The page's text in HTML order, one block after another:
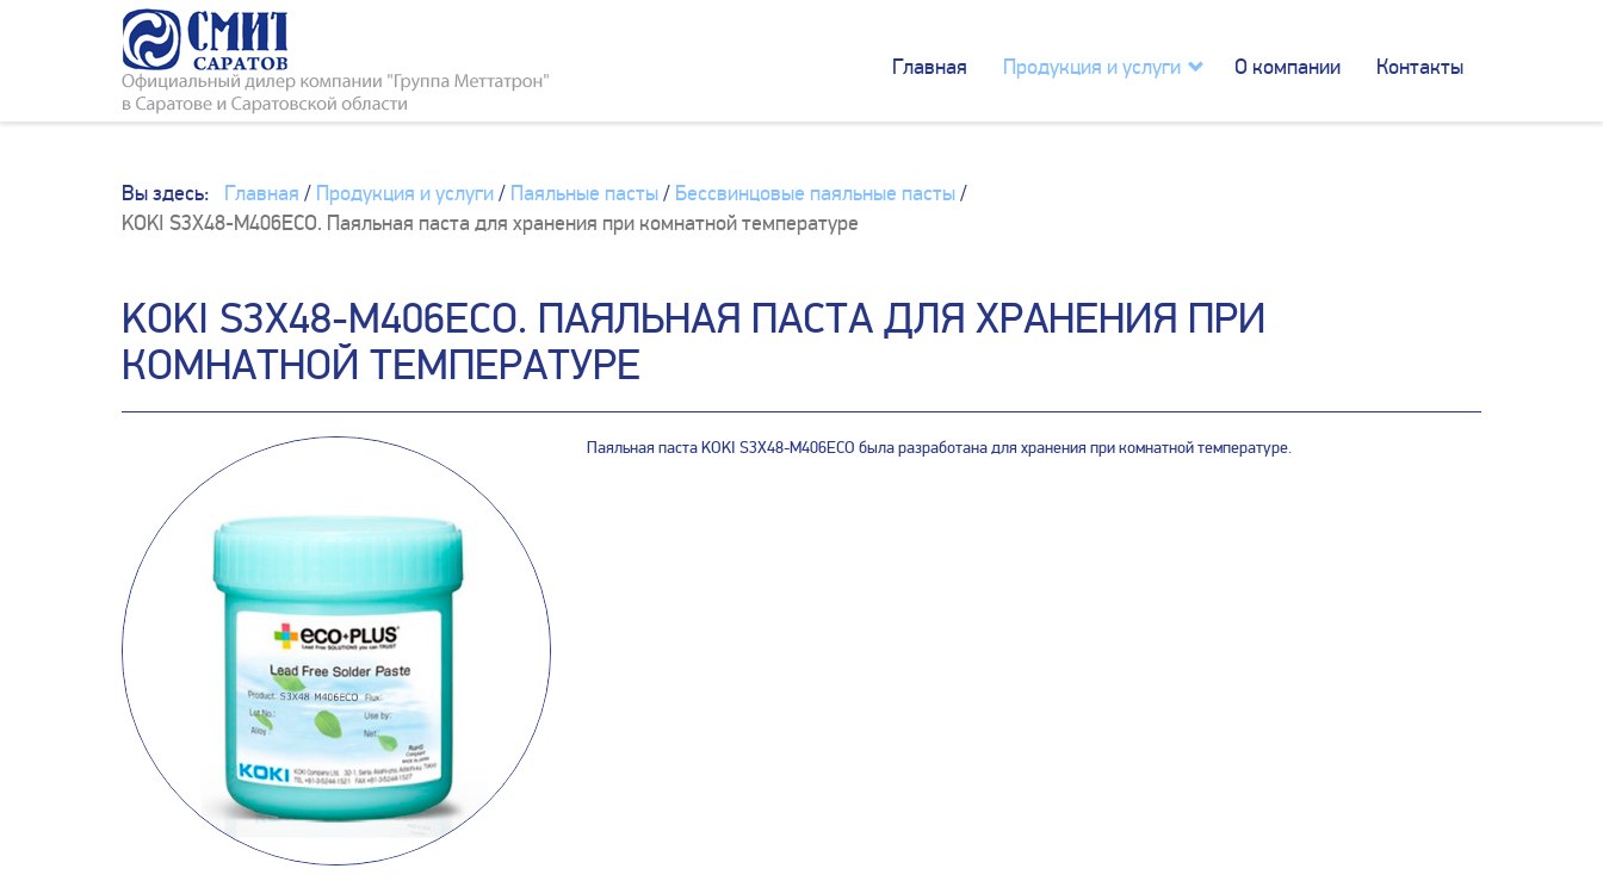
Главная Продукция и услуги О компании Контакты
Вы здесь: Главная / Продукция и услуги/ Паяльные пасты/ Бессвинцовые паяльные пасты/
KOKI S3X48-M406ECO. Паяльная паста для хранения при комнатной температуре
KOKI S3X48-M406ECO. ПАЯЛЬНАЯ ПАСТА ДЛЯ ХРАНЕНИЯ ПРИ
КОМНАТНОЙ ТЕМПЕРАТУРЕ
Паяльная паста KOKI S3X48-M406ECO была разработана для хранения при комнатной температуре.